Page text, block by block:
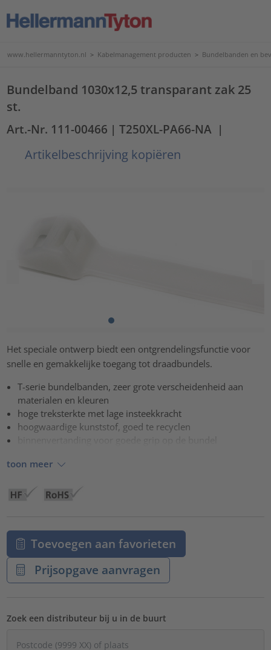
www.hellermanntyton.nl > Kabelmanagement producten > Bundelbanden en
Bundelband 1030x12,5 transparant zak 25
st.
Art.-Nr. 111-00466 | T250XL-PA66-NA |
Artikelbeschrijving kopiëren
Het speciale ontwerp biedt een ontgrendelingsfunctie voor
snelle en gemakkelijke toegang tot draadbundels.
T-serie bundelbanden, zeer grote verscheidenheid aan
materialen en kleuren
hoge treksterkte met lage insteekkracht
hoogwaardige kunststof, goed te recyclen
toon meer
Toevoegen aan favorieten
Prijsopgave aanvragen
Zoek een distributeur bij u in de buurt